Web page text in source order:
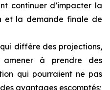
continuer d’impacter la
et la demande finale de
diffère des projections,
à prendre des
qui pourraient ne pas
avantages escomptés;